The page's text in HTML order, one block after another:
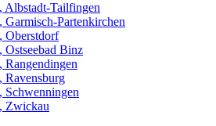
Albstadt-Tailfingen
Garmisch-Partenkirchen
Oberstdorf
Ostseebad Binz
Rangendingen
Ravensburg
Schwenningen
Zwickau